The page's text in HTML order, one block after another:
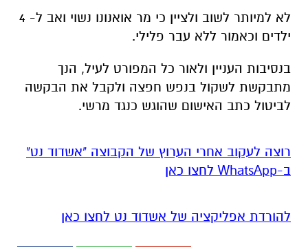
לא למיותר לשוב ולציין כי מר אואנונו נשוי ואב ל- 4
ילדים וכאמור ללא עבר פלילי.
בנסיבות העניין ולאור כל המפורט לעיל, הנך
מתבקשת לשקול בנפש חפצה ולקבל את הבקשה
לביטול כתב האישום שהוגש כנגד מרשי.
רוצה לעקוב אחרי הערוץ של הקבוצה "אשדוד נט"
ב-WhatsApp לחצו כאן
להורדת אפליקציה של אשדוד נט לחצו כאן